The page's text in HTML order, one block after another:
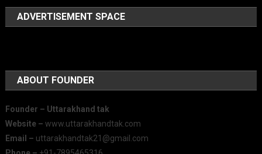
ADVERTISEMENT SPACE
ABOUT FOUNDER
Founder – Uttarakhand tak
Website – www.uttarakhandtak.com
Email – uttarakhandtak21@gmail.com